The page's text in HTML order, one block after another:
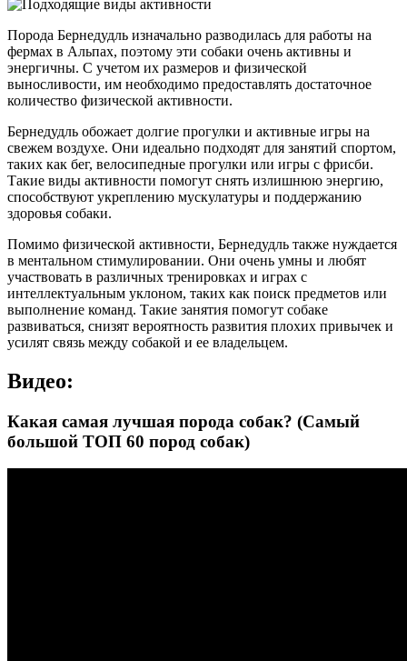
Порода Бернедудль изначально разводилась для работы на
фермах в Альпах, поэтому эти собаки очень активны и
энергичны. С учетом их размеров и физической
выносливости, им необходимо предоставлять достаточное
количество физической активности.
Бернедудль обожает долгие прогулки и активные игры на
свежем воздухе. Они идеально подходят для занятий спортом,
таких как бег, велосипедные прогулки или игры с фрисби.
Такие виды активности помогут снять излишнюю энергию,
способствуют укреплению мускулатуры и поддержанию
здоровья собаки.
Помимо физической активности, Бернедудль также нуждается
в ментальном стимулировании. Они очень умны и любят
участвовать в различных тренировках и играх с
интеллектуальным уклоном, таких как поиск предметов или
выполнение команд. Такие занятия помогут собаке
развиваться, снизят вероятность развития плохих привычек и
усилят связь между собакой и ее владельцем.
Видео:
Какая самая лучшая порода собак? (Самый
большой ТОП 60 пород собак)